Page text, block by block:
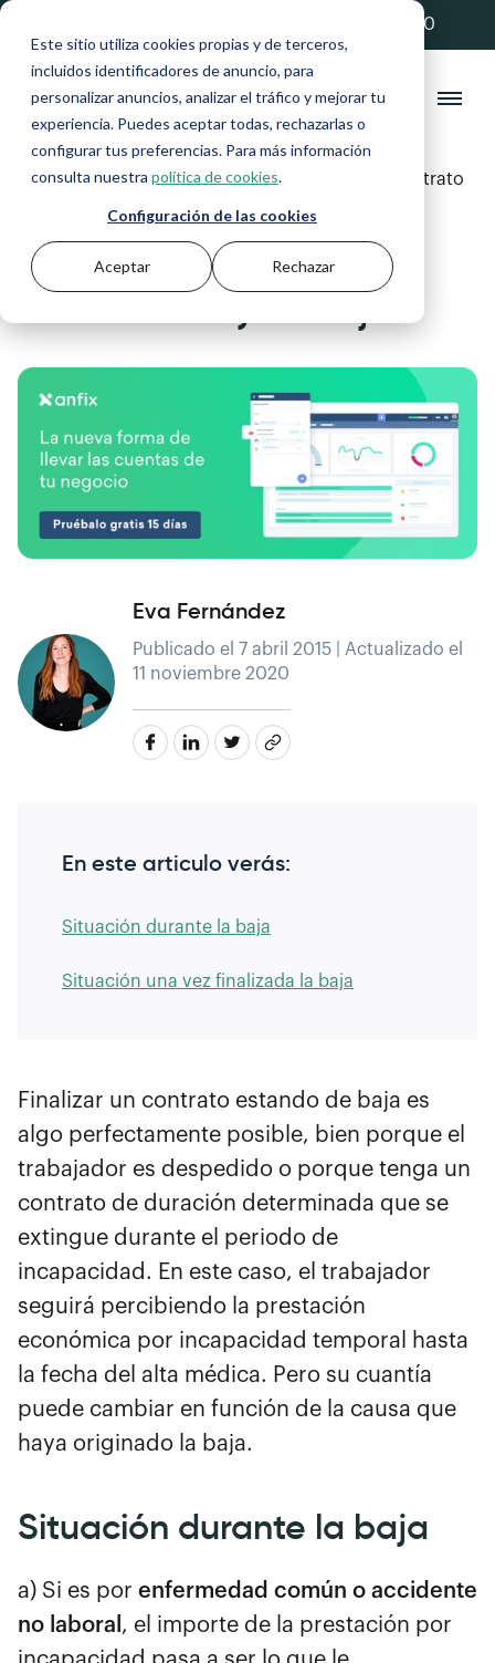
Este sitio utiliza cookies propias y de terceros,
incluidos identificadores de anuncio, para
personalizar anuncios, analizar el tráfico y mejorar tu
experiencia. Puedes aceptar todas, rechazarlas o
configurar tus preferencias. Para más información
consulta nuestra política de cookies.
Configuración de las cookies
Aceptar Rechazar
💚 20% de descuento con el código ANFIX20
Blog >Autónomos y Pymes >¿Y si finaliza mi contrato
mientras estoy de baja?
¿Y si finaliza mi contrato
mientras estoy de baja?
Eva Fernández
Publicado el 7 abril 2015 | Actualizado el
11 noviembre 2020
En este articulo verás:
Situación durante la baja
Situación una vez finalizada la baja
Finalizar un contrato estando de baja es
algo perfectamente posible, bien porque el
trabajador es despedido o porque tenga un
contrato de duración determinada que se
extingue durante el periodo de
incapacidad. En este caso, el trabajador
seguirá percibiendo la prestación
económica por incapacidad temporal hasta
la fecha del alta médica. Pero su cuantía
puede cambiar en función de la causa que
haya originado la baja.
Situación durante la baja
a) Si es por enfermedad común o accidente
no laboral , el importe de la prestación por